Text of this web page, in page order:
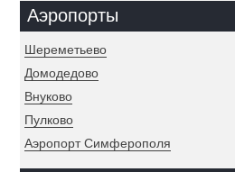
Аэропорты
Шереметьево
Домодедово
Внуково
Пулково
Аэропорт Симферополя